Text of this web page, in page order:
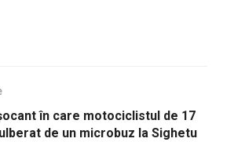
în care motociclistul de 17
de un microbuz la Sighetu